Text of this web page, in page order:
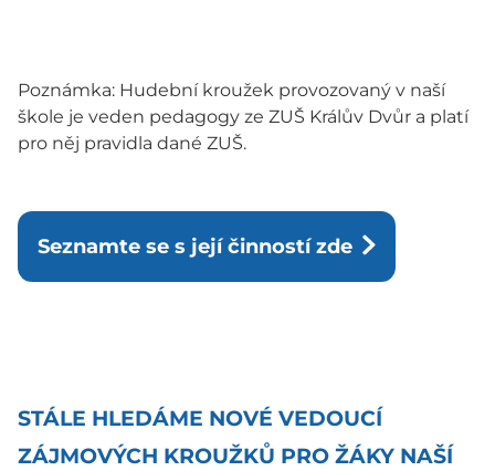
Poznámka: Hudební kroužek provozovaný v naší
škole je veden pedagogy ze ZUŠ Králův Dvůr a platí
pro něj pravidla dané ZUŠ.
Seznamte se s její činností zde
STÁLE HLEDÁME NOVÉ VEDOUCÍ
ZÁJMOVÝCH KROUŽKŮ PRO ŽÁKY NAŠÍ